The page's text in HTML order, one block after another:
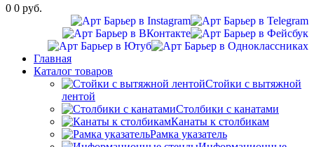
0 0 руб.
Главная
Каталог товаров
Стойки с вытяжной
лентой
Столбики с канатами
Канаты к столбикам
Рамка указатель